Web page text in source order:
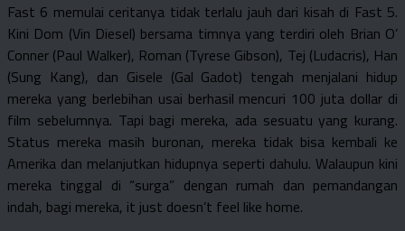
Fast 6 memulai ceritanya tidak terlalu jauh dari kisah di Fast 5.
Kini Dom (Vin Diesel) bersama timnya yang terdiri oleh Brian O’
Conner (Paul Walker), Roman (Tyrese Gibson), Tej (Ludacris), Han
(Sung Kang), dan Gisele (Gal Gadot) tengah menjalani hidup
mereka yang berlebihan usai berhasil mencuri 100 juta dollar di
film sebelumnya. Tapi bagi mereka, ada sesuatu yang kurang.
Status mereka masih buronan, mereka tidak bisa kembali ke
Amerika dan melanjutkan hidupnya seperti dahulu. Walaupun kini
mereka tinggal di “surga” dengan rumah dan pemandangan
indah, bagi mereka, it just doesn’t feel like home.